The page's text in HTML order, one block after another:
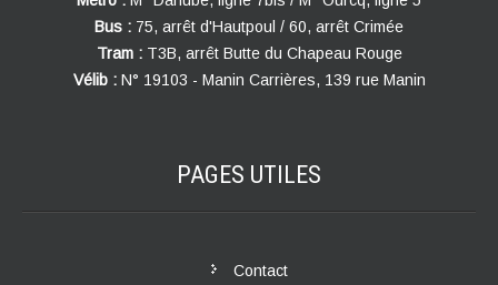
Bus : 75, arrêt d'Hautpoul / 60, arrêt Crimée
Tram : T3B, arrêt Butte du Chapeau Rouge
Vélib : N° 19103 - Manin Carrières, 139 rue Manin
PAGES UTILES
Contact